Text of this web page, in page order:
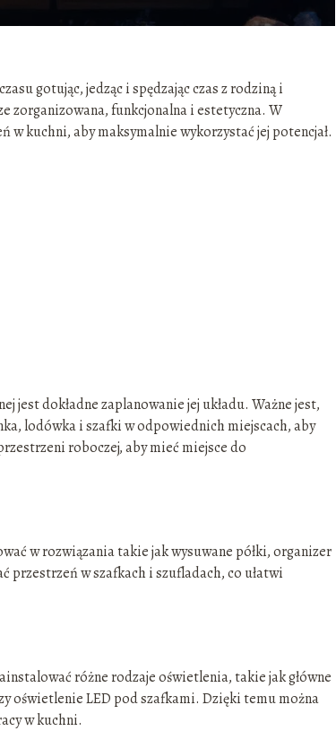
gotując, jedząc i spędzając czas z rodziną i
zorganizowana, funkcjonalna i estetyczna. W
kuchni, aby maksymalnie wykorzystać jej potencjał.
dokładne zaplanowanie jej układu. Ważne jest,
lodówka i szafki w odpowiednich miejscach, aby
roboczej, aby mieć miejsce do
w rozwiązania takie jak wysuwane półki, organizer
przestrzeń w szafkach i szufladach, co ułatwi
różne rodzaje oświetlenia, takie jak główne
oświetlenie LED pod szafkami. Dzięki temu można
w kuchni.